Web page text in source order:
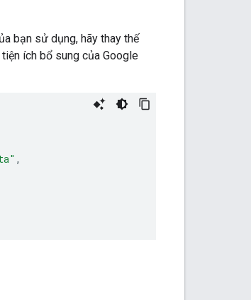
bạn sử dụng, hãy thay thế
ích bổ sung của Google
,